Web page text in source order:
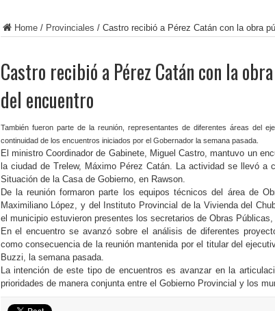
Home/ Provinciales / Castro recibió a Pérez Catán con la obra
Castro recibió a Pérez Catán con la
del encuentro
También fueron parte de la reunión, representantes de diferentes áreas del
continuidad de los encuentros iniciados por el Gobernador la semana pasada.
El ministro Coordinador de Gabinete, Miguel Castro, mantuvo un
la ciudad de Trelew, Máximo Pérez Catán. La actividad se llevó a
Situación de la Casa de Gobierno, en Rawson.
De la reunión formaron parte los equipos técnicos del área de
Maximiliano López, y del Instituto Provincial de la Vivienda del
el municipio estuvieron presentes los secretarios de Obras
En el encuentro se avanzó sobre el análisis de diferentes
como consecuencia de la reunión mantenida por el titular del
Buzzi, la semana pasada.
La intención de este tipo de encuentros es avanzar en la
prioridades de manera conjunta entre el Gobierno Provincial y los